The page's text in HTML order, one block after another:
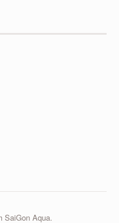
SaiGon Aqua.